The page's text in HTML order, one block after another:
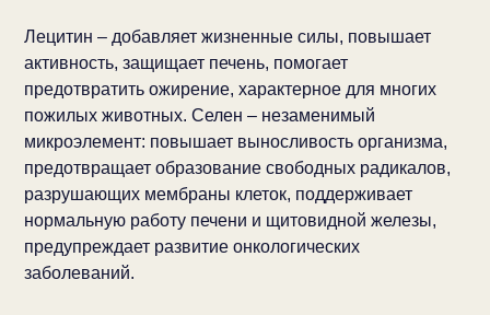
Лецитин – добавляет жизненные силы, повышает
активность, защищает печень, помогает
предотвратить ожирение, характерное для многих
пожилых животных. Селен – незаменимый
микроэлемент: повышает выносливость организма,
предотвращает образование свободных радикалов,
разрушающих мембраны клеток, поддерживает
нормальную работу печени и щитовидной железы,
предупреждает развитие онкологических
заболеваний.